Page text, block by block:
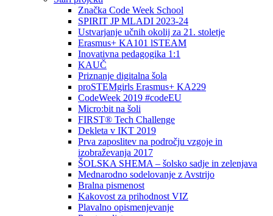
Značka Code Week School
SPIRIT JP MLADI 2023-24
Ustvarjanje učnih okolij za 21. stoletje
Erasmus+ KA101 lSTEAM
Inovativna pedagogika 1:1
KAUČ
Priznanje digitalna šola
proSTEMgirls Erasmus+ KA229
CodeWeek 2019 #codeEU
Micro:bit na šoli
FIRST® Tech Challenge
Dekleta v IKT 2019
Prva zaposlitev na področju vzgoje in
izobraževanja 2017
ŠOLSKA SHEMA – šolsko sadje in zelenjava
Mednarodno sodelovanje z Avstrijo
Bralna pismenost
Kakovost za prihodnost VIZ
Plavalno opismenjevanje